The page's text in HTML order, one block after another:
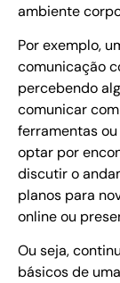
ambiente
Por exemplo,
comunicação
percebendo
comunicar
ferramentas
optar por
discutir o
planos para
online ou
Ou seja,
básicos de